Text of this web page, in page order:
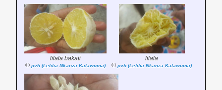
lilala bakati
© pvh (Letitia Nkanza Kalawuma)
lilala
© pvh (Letitia Nkanza Kalawuma)